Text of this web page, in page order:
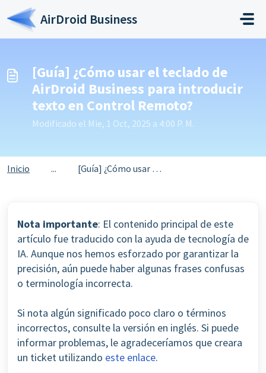
Saltar al contenido principal
AirDroid Business
[Guía] ¿Cómo usar el teclado de
AirDroid Business para introducir
texto en Control Remoto?
Modificado el Mie, 1 Oct, 2025 a 4:00 P. M.
Inicio ... [Guía] ¿Cómo usar el teclado de AirDroid Business para in...
Nota importante: El contenido principal de este
artículo fue traducido con la ayuda de tecnología de
IA. Aunque nos hemos esforzado por garantizar la
precisión, aún puede haber algunas frases confusas
o terminología incorrecta.
Si nota algún significado poco claro o términos
incorrectos, consulte la versión en inglés. Si puede
informar problemas, le agradeceríamos que creara
un ticket utilizando este enlace.